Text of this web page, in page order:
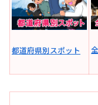
都道府県別スポット